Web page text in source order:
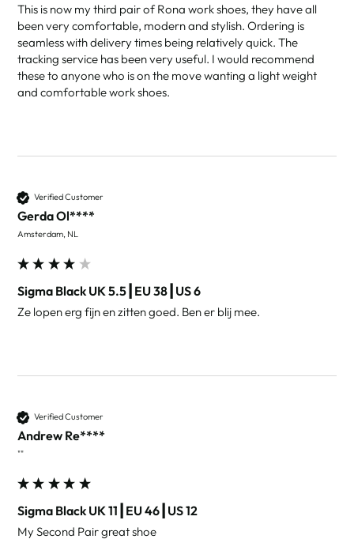
This is now my third pair of Rona work shoes, they have all
been very comfortable, modern and stylish. Ordering is
seamless with delivery times being relatively quick. The
tracking service has been very useful. I would recommend
these to anyone who is on the move wanting a light weight
and comfortable work shoes.
Verified Customer
Gerda Ol****
Amsterdam, NL
Sigma Black UK 5.5┃EU 38┃US 6
Ze lopen erg fijn en zitten goed. Ben er blij mee.
Verified Customer
Andrew Re****
""
Sigma Black UK 11┃EU 46┃US 12
My Second Pair great shoe